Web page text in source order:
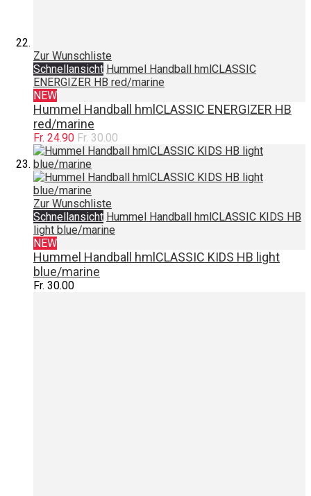
Zur Wunschliste
Schnellansicht Hummel Handball hmlCLASSIC
ENERGIZER HB red/marine
NEW
Hummel Handball hmlCLASSIC ENERGIZER HB
red/marine
Fr. 24.90 Fr. 30.00
Zur Wunschliste
Schnellansicht Hummel Handball hmlCLASSIC KIDS HB
light blue/marine
NEW
Hummel Handball hmlCLASSIC KIDS HB light
blue/marine
Fr. 30.00